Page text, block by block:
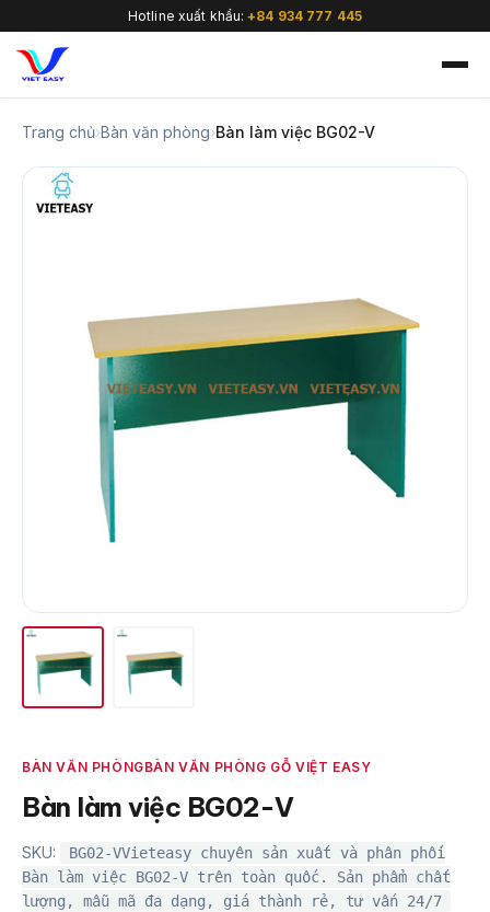
Hotline xuất khẩu:+84 934 777 445
Trang chủ›Bàn văn phòng›Bàn làm việc BG02-V
BÀN VĂN PHÒNGBÀN VĂN PHÒNG GỖ VIỆT EASY
Bàn làm việc BG02-V
SKU:
BG02-VVieteasy chuyên sản xuất và phân phối
Bàn làm việc BG02-V trên toàn quốc. Sản phẩm chất
lượng, mẫu mã đa dạng, giá thành rẻ, tư vấn 24/7